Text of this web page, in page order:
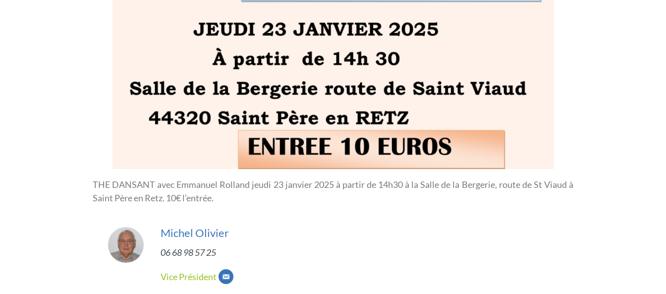
THE DANSANT avec Emmanuel Rolland jeudi 23 janvier 2025 à partir de 14h30 à la Salle de la Bergerie, route de St Viaud à
Saint Père en Retz. 10€ l’entrée.
Michel Olivier
06 68 98 57 25
Vice Président